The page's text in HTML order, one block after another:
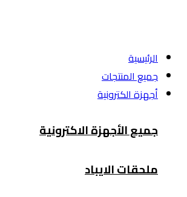
الرئيسية
جميع المنتجات
أجهزة الكترونية
جميع الأجهزة الاكترونية
ملحقات الايباد